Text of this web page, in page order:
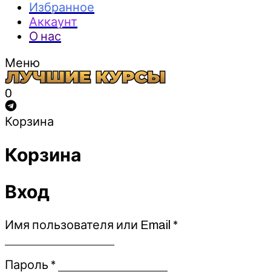
Избранное
Аккаунт
О нас
Меню
0
Корзина
Корзина
Вход
Имя пользователя или Email *Обязательно
Пароль *Обязательно